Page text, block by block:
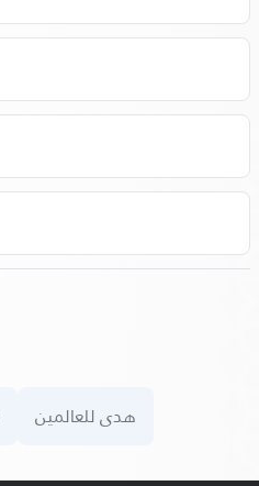
هدى للعالمين